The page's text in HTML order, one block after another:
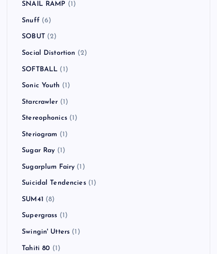
SNAIL RAMP (1)
Snuff (6)
SOBUT(2)
Social Distortion (2)
SOFTBALL (1)
Sonic Youth (1)
Starcrawler (1)
Stereophonics(1)
Steriogram (1)
Sugar Ray (1)
Sugarplum Fairy (1)
Suicidal Tendencies(1)
SUM41 (8)
Supergrass (1)
Swingin' Utters (1)
Tahiti 80 (1)